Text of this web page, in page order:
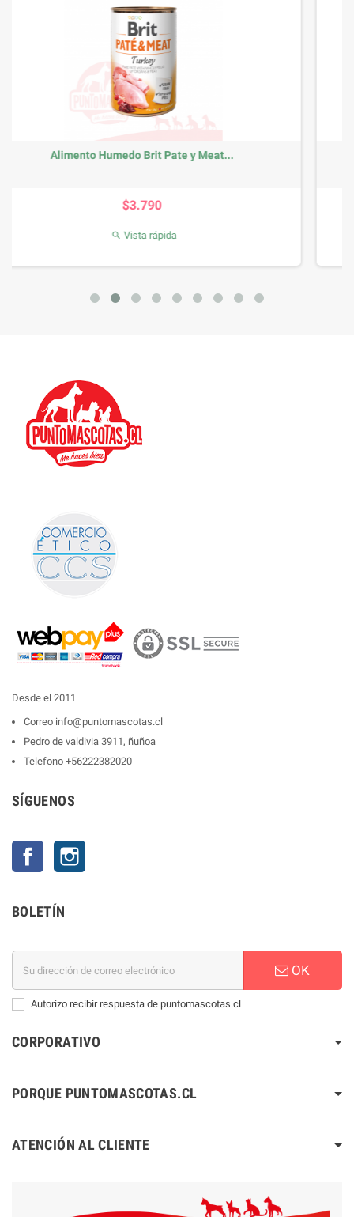
Brit Salmon Pate and Meat
Desde el 2011
Correo info@puntomascotas.cl
Pedro de valdivia 3911, ñuñoa
Telefono +56222382020
SÍGUENOS
Facebook
BOLETÍN
OK
Autorizo recibir respuesta de puntomascotas.cl
CORPORATIVO
PORQUE PUNTOMASCOTAS.CL
ATENCIÓN AL CLIENTE